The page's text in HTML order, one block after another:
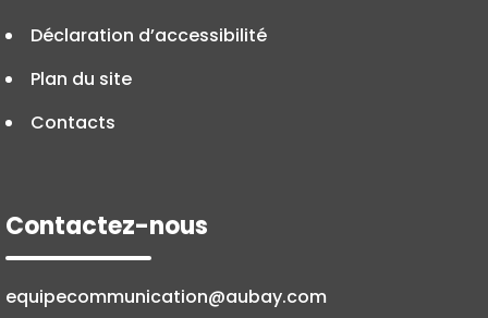
Déclaration d’accessibilité
Plan du site
Contacts
Contactez-nous
equipecommunication@aubay.com